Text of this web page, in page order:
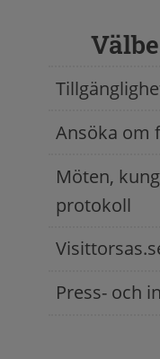
Ansöka om
Möten,
protokoll
Press- och